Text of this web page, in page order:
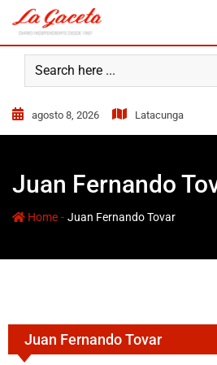
agosto 8, 2026 Latacunga
Juan Fernando
Home - Juan Fernando Tovar
Juan Fernando Tovar